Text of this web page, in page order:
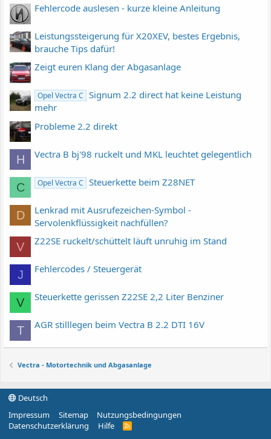
Fehlercode auslesen - kurze kleine Anleitung
Leistungssteigerung für X20XEV, bestes Ergebnis,
brauche Tips dafür!
Zeigt euren Klang der Abgasanlage
Opel Vectra C
Signum 2.2 direct hat keine Leistung
mehr
Probleme 2.2 direkt
H Vectra B bj'98 ruckelt und MKL leuchtet gelegentlich
C Opel Vectra C Steuerkette beim Z28NET
D
Lenkrad mit Ausrufezeichen-Symbol -
Servolenkflüssigkeit nachfüllen?
V Z22SE ruckelt/schüttelt läuft unruhig im Stand
J Fehlercodes / Steuergerät
V Steuerkette gerissen Z22SE 2,2 Liter Benziner
T AGR stilllegen beim Vectra B 2.2 DTI 16V
Vectra - Motortechnik und Abgasanlage
Deutsch
Impressum
Sitemap
Nutzungsbedingungen
Datenschutzerklärung
Hilfe
R